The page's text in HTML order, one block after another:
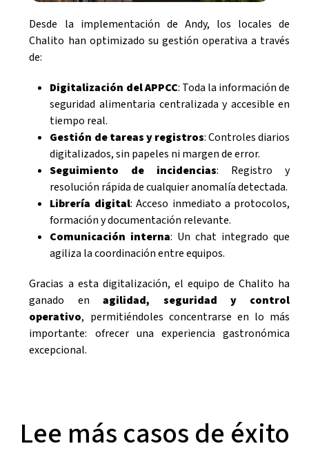
Desde la implementación de Andy, los locales de
Chalito han optimizado su gestión operativa a través
de:
Digitalización del APPCC: Toda la información de
seguridad alimentaria centralizada y accesible en
tiempo real.
Gestión de tareas y registros: Controles diarios
digitalizados, sin papeles ni margen de error.
Seguimiento de incidencias: Registro y
resolución rápida de cualquier anomalía detectada.
Librería digital: Acceso inmediato a protocolos,
formación y documentación relevante.
Comunicación interna: Un chat integrado que
agiliza la coordinación entre equipos.
Gracias a esta digitalización, el equipo de Chalito ha
ganado enagilidad, seguridad y control
operativo, permitiéndoles concentrarse en lo más
importante: ofrecer una experiencia gastronómica
excepcional.
Lee más casos de éxito